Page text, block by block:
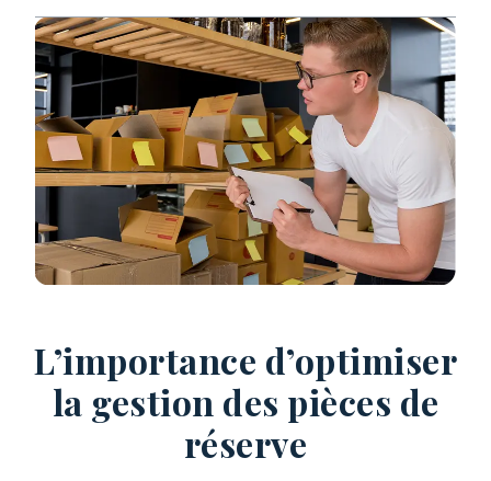
L’importance d’optimiser
la gestion des pièces de
réserve